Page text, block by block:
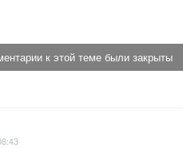
к этой теме были закрыты